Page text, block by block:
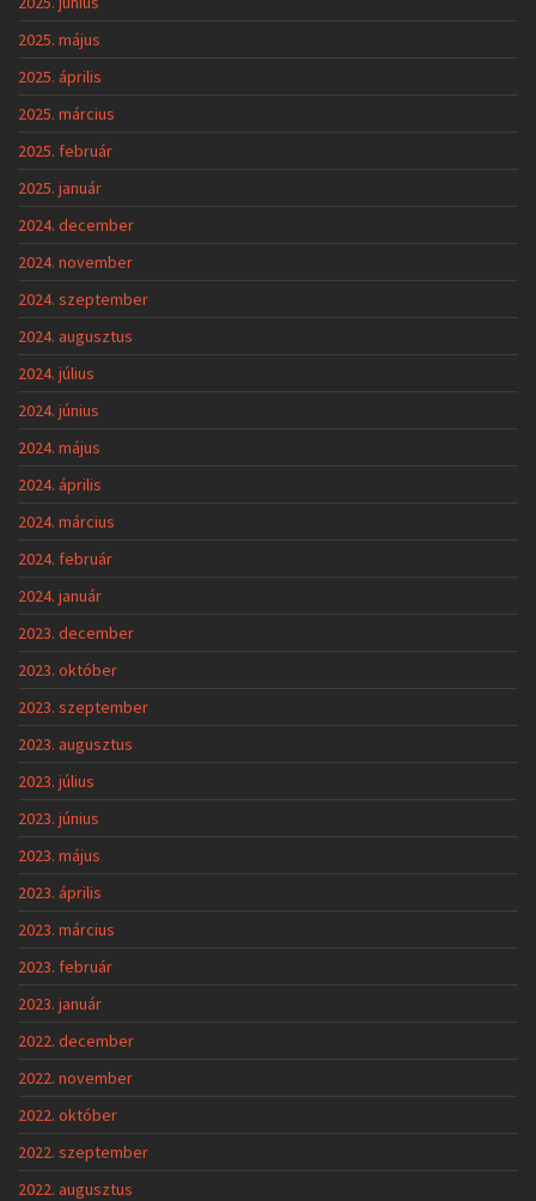
2025. május
2025. április
2025. március
2025. február
2025. január
2024. december
2024. november
2024. szeptember
2024. augusztus
2024. július
2024. június
2024. május
2024. április
2024. március
2024. február
2024. január
2023. december
2023. október
2023. szeptember
2023. augusztus
2023. július
2023. június
2023. május
2023. április
2023. március
2023. február
2023. január
2022. december
2022. november
2022. október
2022. szeptember
2022. augusztus